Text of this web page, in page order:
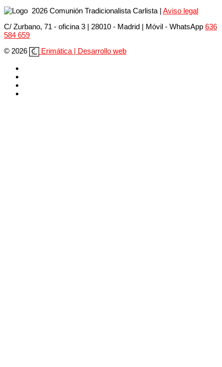
2026 Comunión Tradicionalista Carlista | Aviso legal
C/ Zurbano, 71 - oficina 3 | 28010 - Madrid | Móvil - WhatsApp 636
584 659
© 2026
Erimática | Desarrollo web